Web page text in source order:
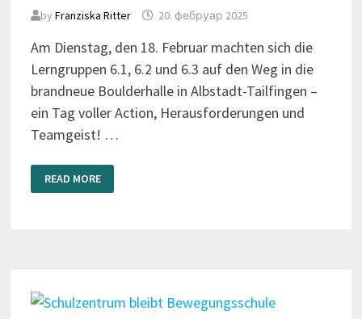
by Franziska Ritter 20. фебруар 2025
Am Dienstag, den 18. Februar machten sich die
Lerngruppen 6.1, 6.2 und 6.3 auf den Weg in die
brandneue Boulderhalle in Albstadt-Tailfingen –
ein Tag voller Action, Herausforderungen und
Teamgeist! …
HÖHER
HINAUS
–
READ MORE